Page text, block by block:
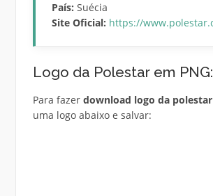
País: Suécia
Site Oficial: https://
Logo da Polestar em PNG:
Para fazer download logo da polestar
uma logo abaixo e salvar: